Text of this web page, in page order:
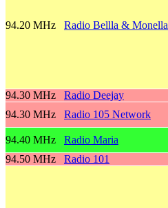
94.20 MHz Radio Bellla & Monella
94.30 MHz
Radio Deejay
94.30 MHz
Radio 105 Network
94.40 MHz Radio Maria
94.50 MHz
Radio 101